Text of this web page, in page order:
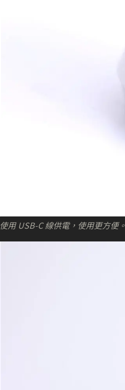
使用 USB-C 線供電，使用更方便。